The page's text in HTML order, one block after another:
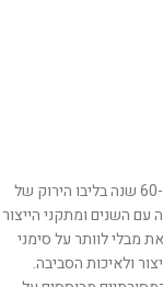
Ponthier הוקמה על ידי אנדרה פונטייה לפני למעלה מ-60 שנה בליבו הירוק של
‬ההיכר‭ ‬של ‭ ‬PONTHIER- ‬כבוד‭ ‬לחומרי‭ ‬הגלם‭,‬‭ ‬למסורת‭ ‬הייצור‭ ‬ולאיכות‭ ‬הסביבה.